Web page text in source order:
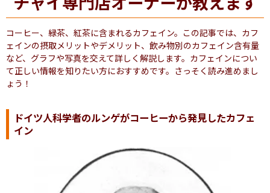
コーヒー、緑茶、紅茶に含まれるカフェイン。この記事では、カフ
ェインの摂取メリットやデメリット、飲み物別のカフェイン含有量
など、グラフや写真を交えて詳しく解説します。カフェインについ
て正しい情報を知りたい方におすすめです。さっそく読み進めまし
ょう！
ドイツ人科学者のルンゲがコーヒーから発見したカフェ
イン